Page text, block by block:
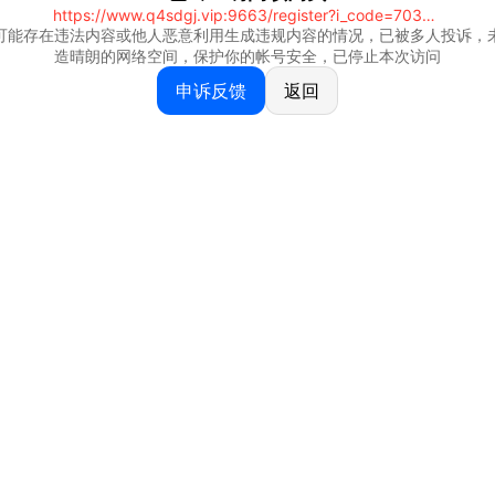
https://www.q4sdgj.vip:9663/register?i_code=70328081
能存在违法内容或他人恶意利用生成违规内容的情况，已被多人投诉，
造晴朗的网络空间，保护你的帐号安全，已停止本次访问
申诉反馈 返回